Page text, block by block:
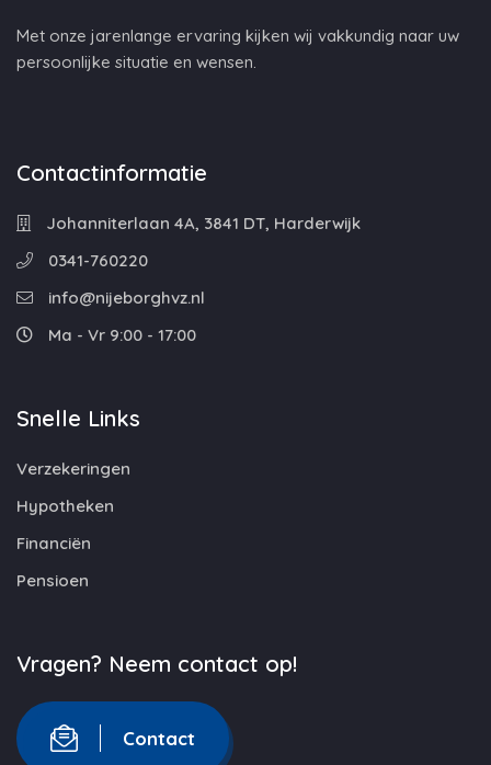
Met onze jarenlange ervaring kijken wij vakkundig naar uw
persoonlijke situatie en wensen.
Contactinformatie
Johanniterlaan 4A, 3841 DT, Harderwijk
0341-760220
info@nijeborghvz.nl
Ma - Vr 9:00 - 17:00
Snelle Links
Verzekeringen
Hypotheken
Financiën
Pensioen
Vragen? Neem contact op!
Contact